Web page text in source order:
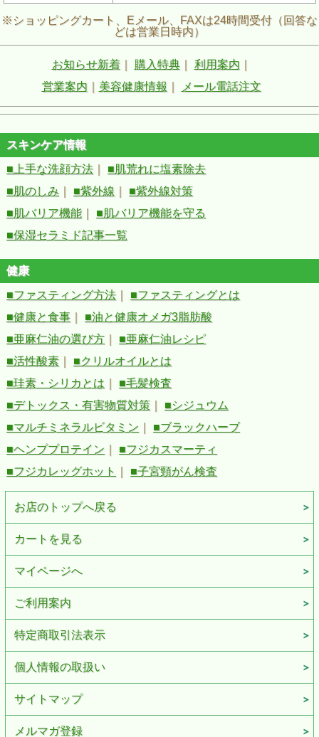
※ショッピングカート、Eメール、FAXは24時間受付（回答な
どは営業日時内）
お知らせ新着｜ 購入特典｜ 利用案内
営業案内
美容健康情報 メール電話注文
スキンケア情報
■上手な洗顔方法
■肌荒れに塩素除去
■肌のしみ
■紫外線
■紫外線対策
■肌バリア機能
■肌バリア機能を守る
■保湿セラミド記事一覧
健康
■ファスティング方法
■ファスティングとは
■健康と食事
■油と健康オメガ3脂肪酸
■亜麻仁油の選び方
■亜麻仁油レシピ
■活性酸素
■クリルオイルとは
■珪素・シリカとは
■毛髪検査
■デトックス・有害物質対策
■シジュウム
■マルチミネラルビタミン
■ブラックハーブ
■ヘンププロテイン
■フジカスマーティ
■フジカレッグホット
■子宮頸がん検査
お店のトップへ戻る
カートを見る
マイページへ
ご利用案内
特定商取引法表示
個人情報の取扱い
サイトマップ
メルマガ登録